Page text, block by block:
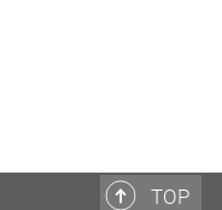
TOP